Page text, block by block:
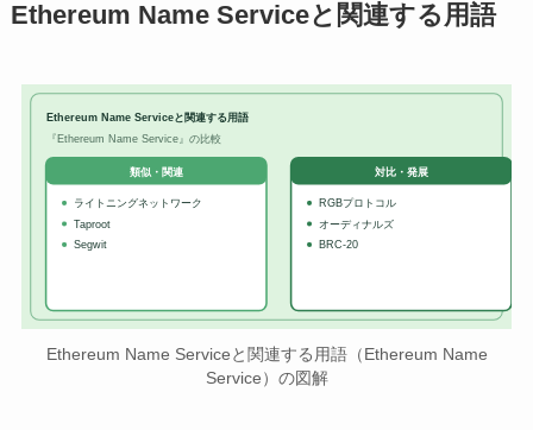
Ethereum Name Serviceと関連する用語
Ethereum Name Serviceと関連する用語
『Ethereum Name Service』の比較
類似・関連
ライトニングネットワーク
Taproot
Segwit
対比・発展
RGBプロトコル
オーディナルズ
BRC-20
Ethereum Name Serviceと関連する用語（Ethereum Name
Service）の図解